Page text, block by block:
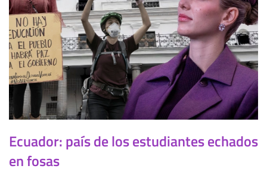
Ecuador: país de los estudiantes echados
en fosas